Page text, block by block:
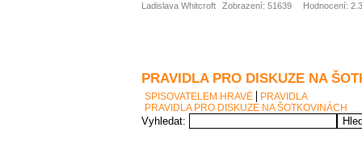
Ladislava Whitcroft Zobrazení: 51639 Hodnocení:
PRAVIDLA PRO DISKUZE NA
SPISOVATELEM HRAVĚ
PRAVIDLA
PRAVIDLA PRO DISKUZE NA ŠOTKOVINÁCH
Vyhledat: